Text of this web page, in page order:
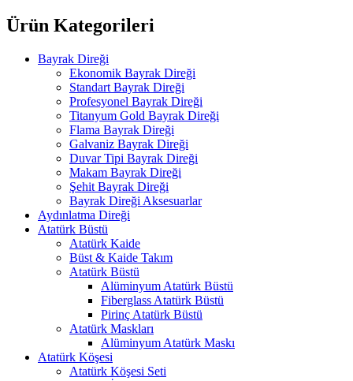
Ürün Kategorileri
Bayrak Direği
Ekonomik Bayrak Direği
Standart Bayrak Direği
Profesyonel Bayrak Direği
Titanyum Gold Bayrak Direği
Flama Bayrak Direği
Galvaniz Bayrak Direği
Duvar Tipi Bayrak Direği
Makam Bayrak Direği
Şehit Bayrak Direği
Bayrak Direği Aksesuarlar
Aydınlatma Direği
Atatürk Büstü
Atatürk Kaide
Büst & Kaide Takım
Atatürk Büstü
Alüminyum Atatürk Büstü
Fiberglass Atatürk Büstü
Pirinç Atatürk Büstü
Atatürk Maskları
Alüminyum Atatürk Maskı
Atatürk Köşesi
Atatürk Köşesi Seti